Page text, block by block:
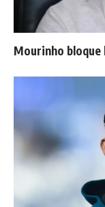
Mourinho bloque